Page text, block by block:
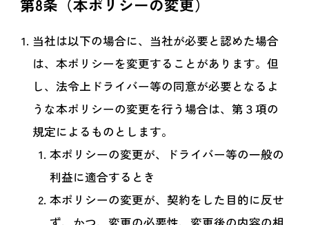
第8条（本ポリシーの変更）
当社は以下の場合に、当社が必要と認めた場合
は、本ポリシーを変更することがあります。但
し、法令上ドライバー等の同意が必要となるよ
うな本ポリシーの変更を行う場合は、第３項の
規定によるものとします。
本ポリシーの変更が、ドライバー等の一般の
利益に適合するとき
本ポリシーの変更が、契約をした目的に反せ